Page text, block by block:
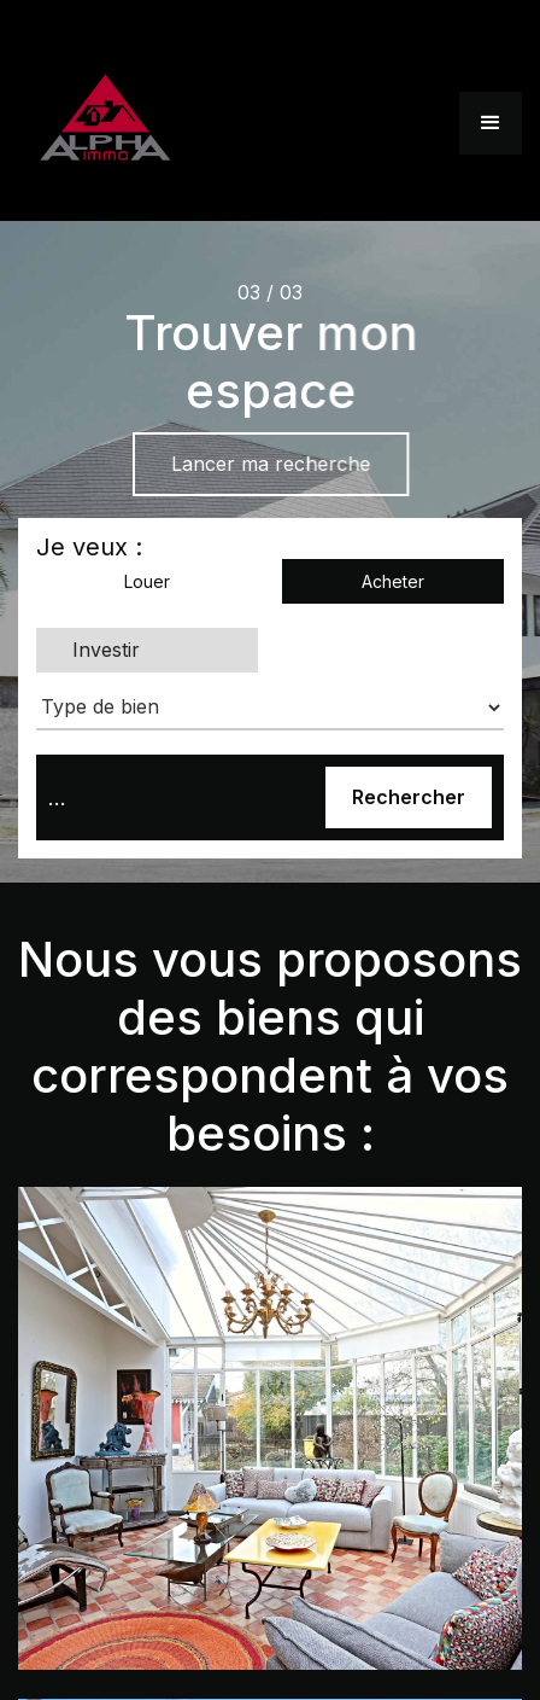
03 / 03
Trouver mon
espace
Lancer ma recherche
Je veux :
Louer Acheter
Investir
Nous vous proposons
des biens qui
correspondent à vos
besoins :